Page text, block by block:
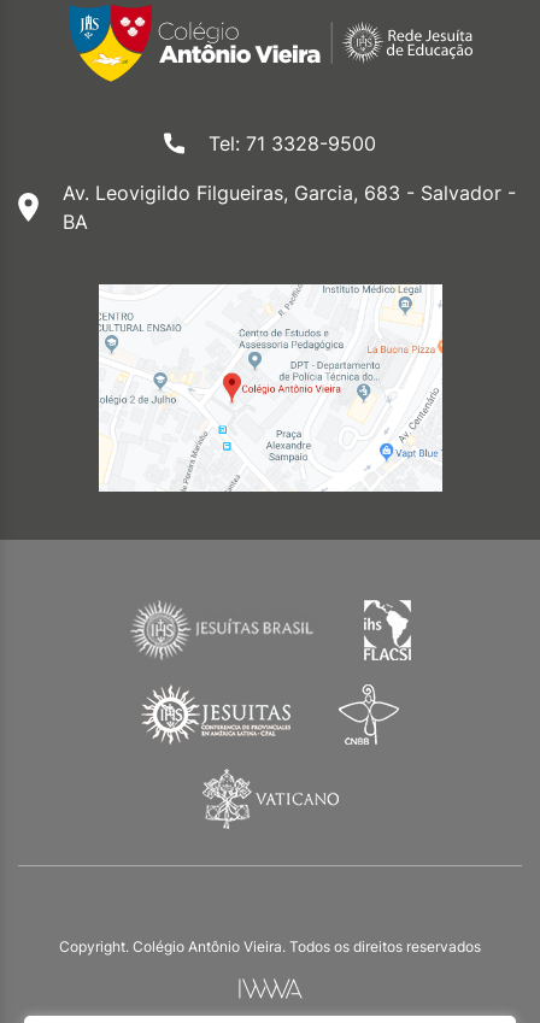
Tel: 71 3328-9500
Av. Leovigildo Filgueiras, Garcia, 683 - Salvador -
BA
Copyright. Colégio Antônio Vieira. Todos os direitos reservados